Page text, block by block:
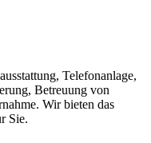
Telefonanlage,
Betreuung von
Wir bieten das
Sie.